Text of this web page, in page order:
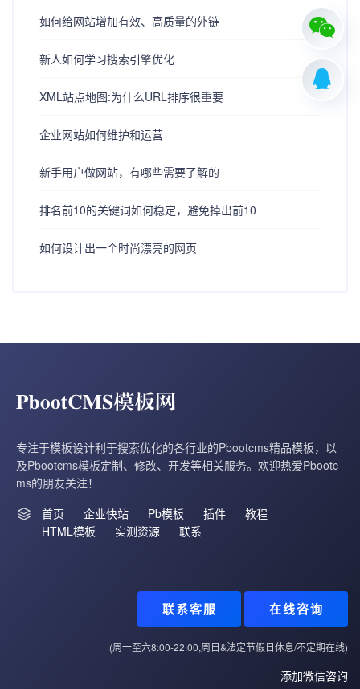
如何给网站增加有效、高质量的外链
新人如何学习搜索引擎优化
XML站点地图:为什么URL排序很重要
企业网站如何维护和运营
新手用户做网站，有哪些需要了解的
排名前10的关键词如何稳定，避免掉出前10
如何设计出一个时尚漂亮的网页
专注于模板设计利于搜索优化的各行业的Pbootcms精品模板，以
及Pbootcms模板定制、修改、开发等相关服务。欢迎热爱Pbootc
ms的朋友关注！
首页
企业快站 Pb模板 插件
教程
HTML模板
实测资源 联系
联系客服 在线咨询
(周一至六8:00-22:00,周日&法定节假日休息/不定期在线)
添加微信咨询